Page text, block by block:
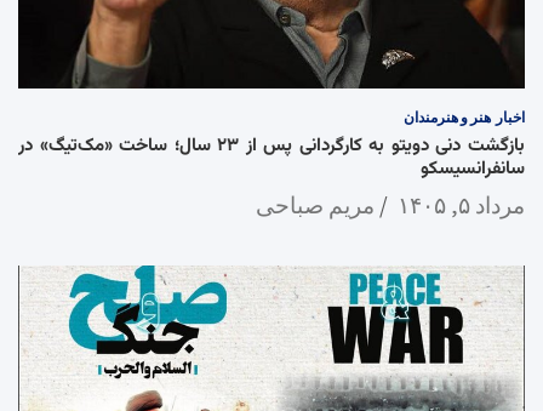
اخبار هنر و هنرمندان
بازگشت دنی دویتو به کارگردانی پس از ۲۳ سال؛ ساخت «مک‌تیگ» در
سانفرانسیسکو
مرداد ۵, ۱۴۰۵ مریم صباحی